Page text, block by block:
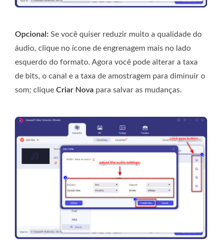
Opcional: Se você quiser reduzir muito a qualidade do
áudio, clique no ícone de engrenagem mais no lado
esquerdo do formato. Agora você pode alterar a taxa
de bits, o canal e a taxa de amostragem para diminuir o
som; clique Criar Nova para salvar as mudanças.